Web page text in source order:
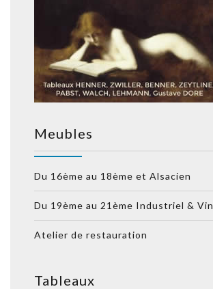
Meubles
Du 16ème au 18ème et Alsacien
Du 19ème au 21ème Industriel &
Atelier de restauration
Tableaux